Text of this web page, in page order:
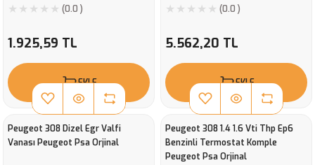
(0.0 )
1.925,59 TL
EKLE
(0.0 )
5.562,20 TL
EKLE
Peugeot 308 Dizel Egr Valfi
Vanası Peugeot Psa Orjinal
Peugeot 308 1.4 1.6 Vti Thp Ep6
Benzinli Termostat Komple
Peugeot Psa Orjinal